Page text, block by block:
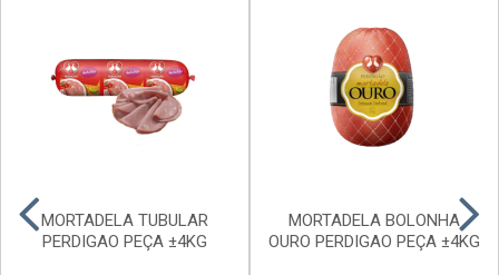
MORTADELA TUBULAR
PERDIGAO PEÇA ±4KG
MORTADELA BOLONHA
OURO PERDIGAO PEÇA ±4KG